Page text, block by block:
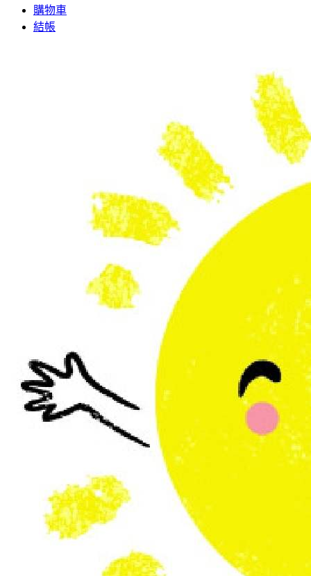
購物車
結帳